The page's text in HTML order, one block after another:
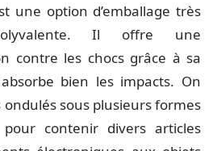
une option d’emballage très
Il offre une
contre les chocs grâce à sa
bien les impacts. On
sous plusieurs formes
contenir divers articles